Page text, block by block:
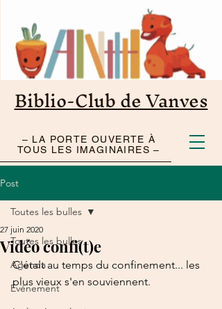
– LA PORTE OUVERTE À
TOUS LES IMAGINAIRES –
Biblio-Club de Vanves
Post
Toutes les bulles
Agenda
Événement
Toutes les bulles
Vidéo confi(t)e
27 juin 2020
C'était au temps du confinement... les
plus vieux s'en souviennent.